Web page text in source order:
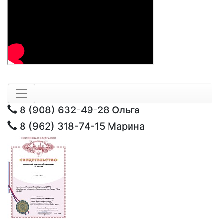
8 (908) 632-49-28 Ольга
8 (962) 318-74-15 Марина